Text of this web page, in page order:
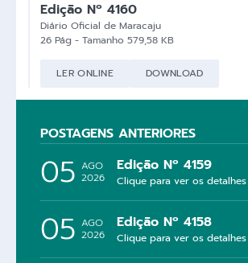
Edição Nº 4160
Diário Oficial de Maracaju
26 Pág - Tamanho 579,58 KB
LER ONLINE DOWNLOAD
POSTAGENS ANTERIORES
05 AGO
2026
Edição Nº 4159
Clique para ver os detalhes
05 AGO
2026
Edição Nº 4158
Clique para ver os detalhes